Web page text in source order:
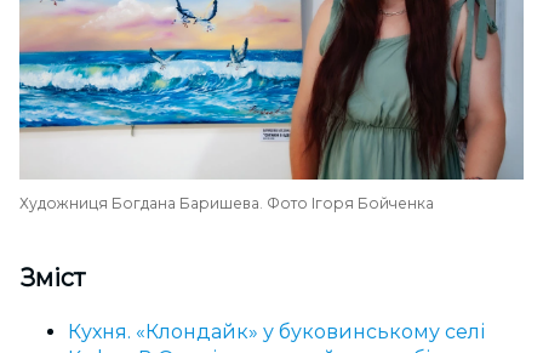
Художниця Богдана Баришева. Фото Ігоря Бойченка
Зміст
Кухня. «Клондайк» у буковинському селі